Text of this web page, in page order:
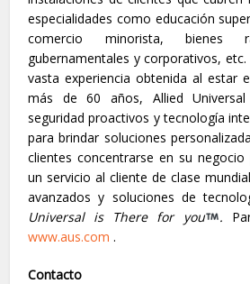
especialidades como educación
comercio minorista, bienes
gubernamentales y corporativos,
vasta experiencia obtenida al estar
más de 60 años, Allied
seguridad proactivos y tecnología
para brindar soluciones
clientes concentrarse en su negocio
un servicio al cliente de clase
avanzados y soluciones de
Universal is There for you
.
www.aus.com .
Contacto